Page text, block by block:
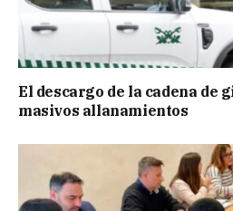
El descargo de la cadena de
masivos allanamientos